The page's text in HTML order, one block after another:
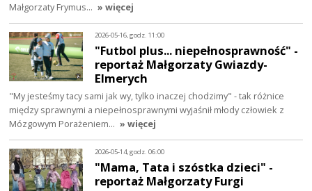
Małgorzaty Frymus… » więcej
2026-05-16, godz. 11:00
"Futbol plus... niepełnosprawność" -
reportaż Małgorzaty Gwiazdy-
Elmerych
"My jesteśmy tacy sami jak wy, tylko inaczej chodzimy" - tak różnice
między sprawnymi a niepełnosprawnymi wyjaśnił młody człowiek z
Mózgowym Porażeniem… » więcej
2026-05-14, godz. 06:00
"Mama, Tata i szóstka dzieci" -
reportaż Małgorzaty Furgi